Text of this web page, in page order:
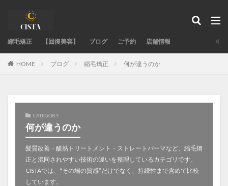
縮毛矯正 【回復美容】 ブログ ご予約 店舗情報
HOME ブログ 縮毛矯正 何が違うのか
CATEGORY
何が違うのか
髪質改善・酸熱トリートメント・ストレートパーマなど、縮毛矯
正と混同されやすい技術の違いを整理しているカテゴリです。
CISTAでは、“その場の質感”だけでなく、持続性まで含めて比較
しています。
タグ
acid-heat-hazards
acid-heat-treatment-fail
chemical-damage-recovery
chemical-development
chemical-safety-myth
damaged-hair-cause
expert-straightening-salon
family-bonds
fixing-hair-contraction
fringe-straightening-fail
google-maps-hair-search